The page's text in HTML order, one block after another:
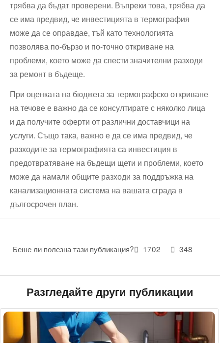
трябва да бъдат проверени. Въпреки това, трябва да
се има предвид, че инвестицията в термография
може да се оправдае, тъй като технологията
позволява по-бързо и по-точно откриване на
проблеми, което може да спести значителни разходи
за ремонт в бъдеще.
При оценката на бюджета за термографско откриване
на течове е важно да се консултирате с няколко лица
и да получите оферти от различни доставчици на
услуги. Също така, важно е да се има предвид, че
разходите за термографията са инвестиция в
предотвратяване на бъдещи щети и проблеми, което
може да намали общите разходи за поддръжка на
канализационната система на вашата сграда в
дългосрочен план.
Беше ли полезна тази публикация? 1702 348
Разгледайте други публикации